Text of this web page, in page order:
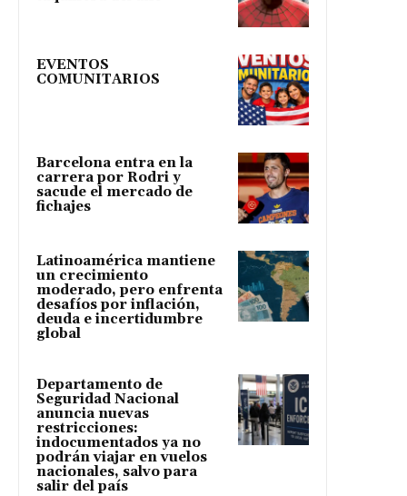
EVENTOS
COMUNITARIOS
Barcelona entra en la
carrera por Rodri y
sacude el mercado de
fichajes
Latinoamérica mantiene
un crecimiento
moderado, pero enfrenta
desafíos por inflación,
deuda e incertidumbre
global
Departamento de
Seguridad Nacional
anuncia nuevas
restricciones:
indocumentados ya no
podrán viajar en vuelos
nacionales, salvo para
salir del país